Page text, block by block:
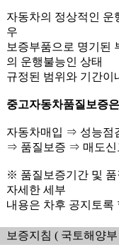
자동차의 정상적인 운
우
보증부품으로 명기된
의 운행불능인 상태
규정된 범위와 기간이
중고자동차품질보증은
자동차매입 ⇒ 성능점
⇒ 품질보증 ⇒ 매도신
※ 품질보증기간 및 품
자세한 세부
내용은 차후 공지토록
보증지침 ( 국토해양